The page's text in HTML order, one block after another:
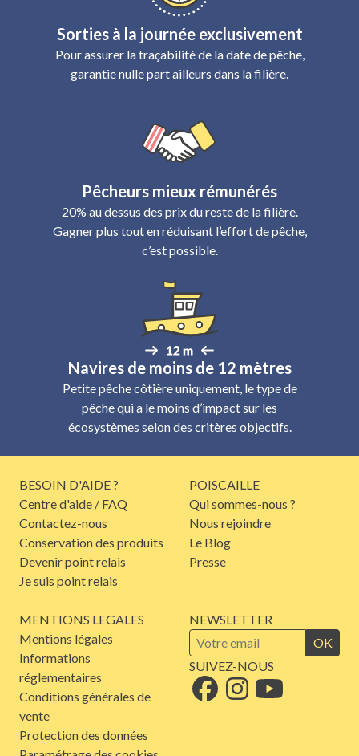
Sorties à la journée exclusivement
Pour assurer la traçabilité de la date de pêche,
garantie nulle part ailleurs dans la filière.
Pêcheurs mieux rémunérés
20% au dessus des prix du reste de la filière.
Gagner plus tout en réduisant l’effort de pêche,
c’est possible.
Navires de moins de 12 mètres
Petite pêche côtière uniquement, le type de
pêche qui a le moins d’impact sur les
écosystèmes selon des critères objectifs.
BESOIN D'AIDE ?
Centre d'aide / FAQ
Contactez-nous
Conservation des produits
Devenir point relais
Je suis point relais
POISCAILLE
Qui sommes-nous ?
Nous rejoindre
Le Blog
Presse
MENTIONS LEGALES
Mentions légales
Informations
réglementaires
Conditions générales de
vente
Protection des données
NEWSLETTER
OK
SUIVEZ-NOUS